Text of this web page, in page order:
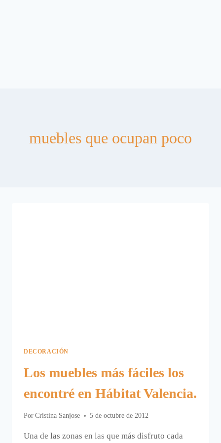
muebles que ocupan poco
DECORACIÓN
Los muebles más fáciles los
encontré en Hábitat Valencia.
Por Cristina Sanjose 5 de octubre de 2012
Una de las zonas en las que más disfruto cada